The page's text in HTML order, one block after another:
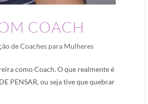
COACH
de Coaches para Mulheres
como Coach. O que realmente é
PENSAR, ou seja tive que quebrar